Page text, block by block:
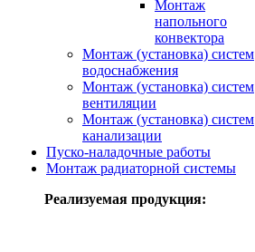
Монтаж
напольного
конвектора
Монтаж (установка) систем
водоснабжения
Монтаж (установка) систем
вентиляции
Монтаж (установка) систем
канализации
Пуско-наладочные работы
Монтаж радиаторной системы
Реализуемая продукция: